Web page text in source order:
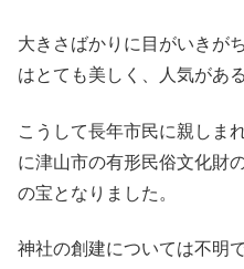
大きさばかりに目がいきが
はとても美しく、人気があ
こうして長年市民に親しま
に津山市の有形民俗文化財
の宝となりました。
神社の創建については不明